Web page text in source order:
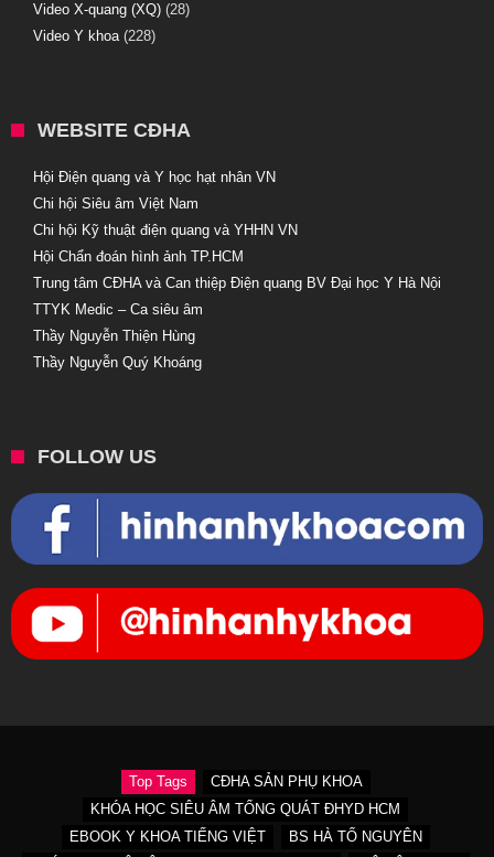
Video X-quang (XQ) (28)
Video Y khoa(228)
WEBSITE CĐHA
Hội Điện quang và Y học hạt nhân VN
Chi hội Siêu âm Việt Nam
Chi hội Kỹ thuật điện quang và YHHN VN
Hội Chẩn đoán hình ảnh TP.HCM
Trung tâm CĐHA và Can thiệp Điện quang BV Đại học Y Hà Nội
TTYK Medic – Ca siêu âm
Thầy Nguyễn Thiện Hùng
Thầy Nguyễn Quý Khoáng
FOLLOW US
Top Tags
CĐHA SẢN PHỤ KHOA
KHÓA HỌC SIÊU ÂM TỔNG QUÁT ĐHYD HCM
EBOOK Y KHOA TIẾNG VIỆT
BS HÀ TỐ NGUYÊN